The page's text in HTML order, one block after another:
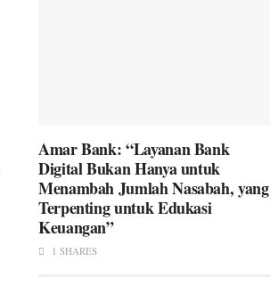
Amar Bank: “Layanan Bank
Digital Bukan Hanya untuk
Menambah Jumlah Nasabah, yang
Terpenting untuk Edukasi
Keuangan”
1 SHARES